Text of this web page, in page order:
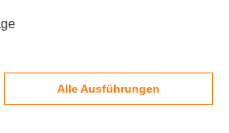
Alle Ausführungen